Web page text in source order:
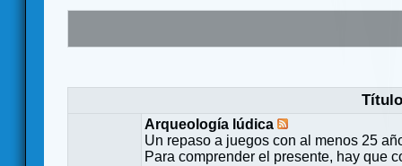
Título
Arqueología lúdica
Un repaso a juegos con al menos 25
Para comprender el presente, hay que